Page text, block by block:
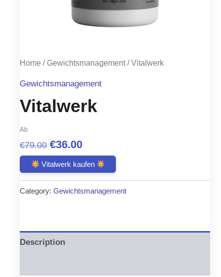
Home / Gewichtsmanagement/ Vitalwerk
Gewichtsmanagement
Vitalwerk
Ab
€79.00 Original
price
was:
€79.00.
€36.00Current
price
is:
€36.00.
Vitalwerk kaufen
Category: Gewichtsmanagement
Description